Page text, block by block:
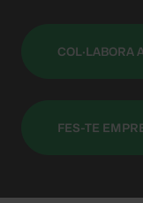
COL·LABORA
FES-TE